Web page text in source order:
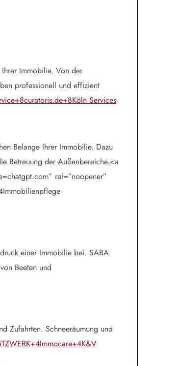
Immobilie. Von der
professionell und effizient
Köln Services
Belange Ihrer Immobilie. Dazu
Betreuung der Außenbereiche.<a
rel=”noopener”
einer Immobilie bei. SABA
Beeten und
Zufahrten. Schneeräumung und